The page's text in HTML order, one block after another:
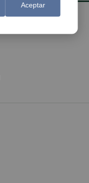
Aceptar